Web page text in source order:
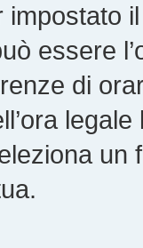
essere
di